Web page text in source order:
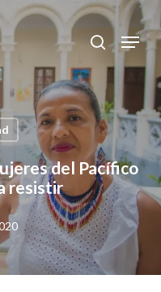
search
Menu
del Pacífico
resistir
Close
Menu